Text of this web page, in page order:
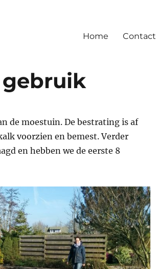
Home Contact
de moestuin. De bestrating is af
voorzien en bemest. Verder
en hebben we de eerste 8